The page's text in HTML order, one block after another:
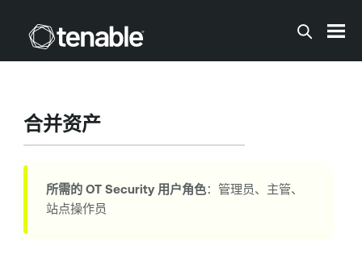
合并资产
所需的 OT Security用户角色：管理员、主管、
站点操作员